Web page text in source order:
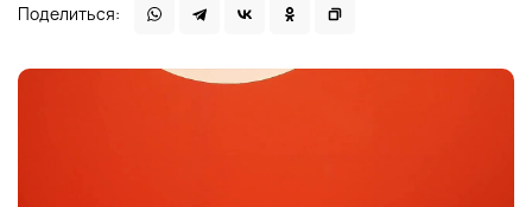
Поделиться: